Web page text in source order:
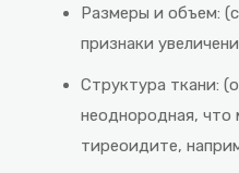
Размеры и объем:
признаки
Структура ткани:
неоднородная, что
тиреоидите,